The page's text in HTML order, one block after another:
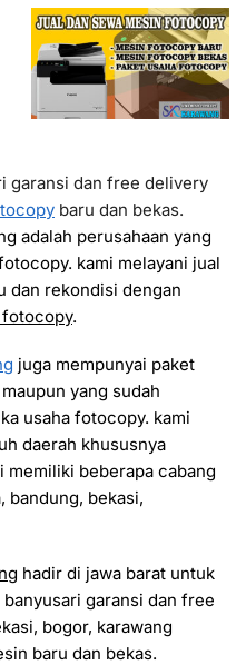
garansi dan free delivery
baru dan bekas.
adalah perusahaan yang
kami melayani jual
dan rekondisi dengan
.
juga mempunyai paket
yang sudah
usaha fotocopy. kami
daerah khususnya
memiliki beberapa cabang
bandung, bekasi,
hadir di jawa barat untuk
banyusari garansi dan free
bogor, karawang
baru dan bekas.